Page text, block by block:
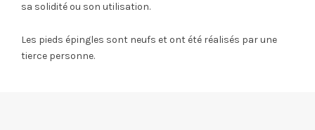
sa solidité ou son utilisation.
Les pieds épingles sont neufs et ont été réalisés par une
tierce personne.